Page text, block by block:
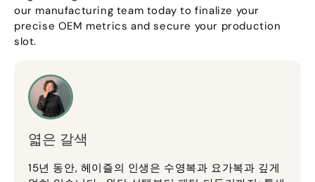
our manufacturing team today to finalize your
precise OEM metrics and secure your production
slot.
엷은 갈색
15년 동안, 헤이즐의 인생은 수영복과 요가복과 깊게